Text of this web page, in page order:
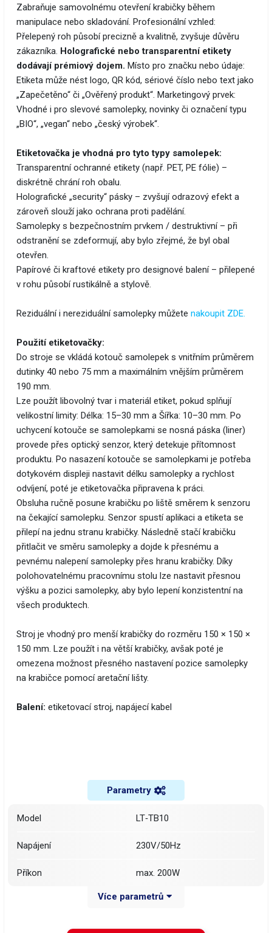
Zabraňuje samovolnému otevření krabičky během
manipulace nebo skladování. Profesionální vzhled:
Přelepený roh působí precizně a kvalitně, zvyšuje důvěru
zákazníka. Holografické nebo transparentní etikety
dodávají prémiový dojem. Místo pro značku nebo údaje:
Etiketa může nést logo, QR kód, sériové číslo nebo text jako
„Zapečetěno“ či „Ověřený produkt“. Marketingový prvek:
Vhodné i pro slevové samolepky, novinky či označení typu
„BIO“, „vegan“ nebo „český výrobek“.
Etiketovačka je vhodná pro tyto typy samolepek:
Transparentní ochranné etikety (např. PET, PE fólie) –
diskrétně chrání roh obalu.
Holografické „security“ pásky – zvyšují odrazový efekt a
zároveň slouží jako ochrana proti padělání.
Samolepky s bezpečnostním prvkem / destruktivní – při
odstranění se zdeformují, aby bylo zřejmé, že byl obal
otevřen.
Papírové či kraftové etikety pro designové balení – přilepené
v rohu působí rustikálně a stylově.
Reziduální i nereziduální samolepky můžete nakoupit ZDE.
Použití etiketovačky:
Do stroje se vkládá kotouč samolepek s vnitřním průměrem
dutinky 40 nebo 75 mm a maximálním vnějším průměrem
190 mm.
Lze použít libovolný tvar i materiál etiket, pokud splňují
velikostní limity: Délka: 15–30 mm a Šířka: 10–30 mm. Po
uchycení kotouče se samolepkami se nosná páska (liner)
provede přes optický senzor, který detekuje přítomnost
produktu. Po nasazení kotouče se samolepkami je potřeba
dotykovém displeji nastavit délku samolepky a rychlost
odvíjení, poté je etiketovačka připravena k práci.
Obsluha ručně posune krabičku po liště směrem k senzoru
na čekající samolepku. Senzor spustí aplikaci a etiketa se
přilepí na jednu stranu krabičky. Následně stačí krabičku
přitlačit ve směru samolepky a dojde k přesnému a
pevnému nalepení samolepky přes hranu krabičky. Díky
polohovatelnému pracovnímu stolu lze nastavit přesnou
výšku a pozici samolepky, aby bylo lepení konzistentní na
všech produktech.
Stroj je vhodný pro menší krabičky do rozměru 150 × 150 ×
150 mm. Lze použít i na větší krabičky, avšak poté je
omezena možnost přesného nastavení pozice samolepky
na krabičce pomocí aretační lišty.
Balení: etiketovací stroj, napájecí kabel
Parametry
Model LT‑TB10
Napájení 230V/50Hz
Příkon max. 200W
15-30ks/min
Délka 15–30 mm; šířka 10–
Více parametrů